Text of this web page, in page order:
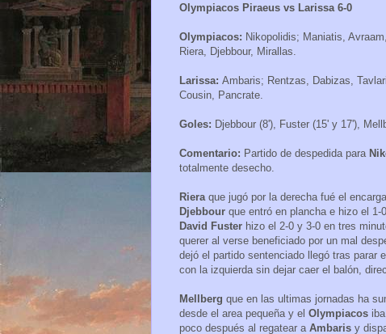
Olympiacos Piraeus vs Larissa 6-0
Olympiacos: Nikopolidis; Maniatis,
Riera, Djebbour, Mirallas.
Larissa: Ambaris; Rentzas, Dabizas,
Cousin, Pancrate.
Goles: Djebbour (8'), Fuster (15' y 17'),
Comentario: Partido de despedida para
totalmente desecho.
Riera que jugó por la derecha fué el
Djebbour que entró en plancha e hizo el 1-0.
David Fuster hizo el 2-0 y 3-0 en tres
querer al verse beneficiado por un mal
dejó el partido sentenciado llegó tras parar
con la izquierda sin dejar caer el balón,
Mellberg que en las ultimas jornadas ha
desde el area pequeña y el Olympiacos
poco después al regatear a Ambaris y